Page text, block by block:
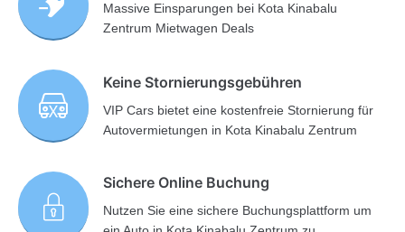
Massive Einsparungen bei Kota Kinabalu
Zentrum Mietwagen Deals
Keine Stornierungsgebühren
VIP Cars bietet eine kostenfreie Stornierung für
Autovermietungen in Kota Kinabalu Zentrum
Sichere Online Buchung
Nutzen Sie eine sichere Buchungsplattform um